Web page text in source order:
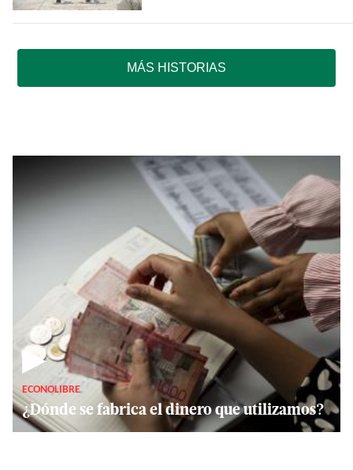
MÁS HISTORIAS
▶
ECONOLIBRE
¿Dónde se fabrica el dinero que utilizamos?